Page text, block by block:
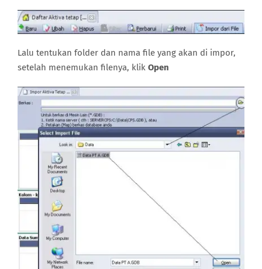
Lalu tentukan folder dan nama file yang akan di impor,
setelah menemukan filenya, klik Open